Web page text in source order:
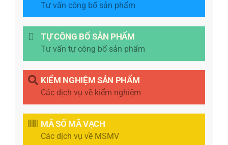
Tư vấn công bố sản phẩm
TỰ CÔNG BỐ SẢN PHẨM
Tư vấn tự công bố sản phẩm
KIỂM NGHIỆM SẢN PHẨM
Các dịch vụ về kiểm nghiệm
MÃ SỐ MÃ VẠCH
Các dịch vụ về MSMV